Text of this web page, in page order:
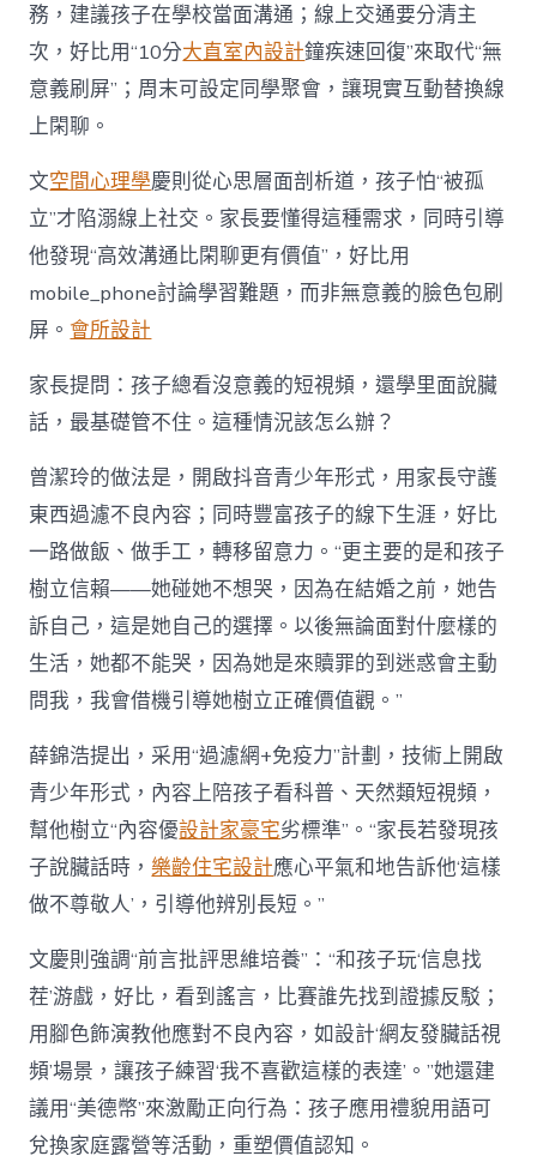
務，建議孩子在學校當面溝通；線上交通要分清主
次，好比用“10分大直室內設計鐘疾速回復”來取代“無
意義刷屏”；周末可設定同學聚會，讓現實互動替換線
上閑聊。
文空間心理學慶則從心思層面剖析道，孩子怕“被孤
立”才陷溺線上社交。家長要懂得這種需求，同時引導
他發現“高效溝通比閑聊更有價值”，好比用
mobile_phone討論學習難題，而非無意義的臉色包刷
屏。會所設計
家長提問：孩子總看沒意義的短視頻，還學里面說臟
話，最基礎管不住。這種情況該怎么辦？
曾潔玲的做法是，開啟抖音青少年形式，用家長守護
東西過濾不良內容；同時豐富孩子的線下生涯，好比
一路做飯、做手工，轉移留意力。“更主要的是和孩子
樹立信賴——她碰她不想哭，因為在結婚之前，她告
訴自己，這是她自己的選擇。以後無論面對什麼樣的
生活，她都不能哭，因為她是來贖罪的到迷惑會主動
問我，我會借機引導她樹立正確價值觀。”
薛錦浩提出，采用“過濾網+免疫力”計劃，技術上開啟
青少年形式，內容上陪孩子看科普、天然類短視頻，
幫他樹立“內容優設計家豪宅劣標準”。“家長若發現孩
子說臟話時，樂齡住宅設計應心平氣和地告訴他‘這樣
做不尊敬人’，引導他辨別長短。”
文慶則強調“前言批評思維培養”：“和孩子玩‘信息找
茬’游戲，好比，看到謠言，比賽誰先找到證據反駁；
用腳色飾演教他應對不良內容，如設計‘網友發臟話視
頻’場景，讓孩子練習‘我不喜歡這樣的表達’。”她還建
議用“美德幣”來激勵正向行為：孩子應用禮貌用語可
兌換家庭露營等活動，重塑價值認知。